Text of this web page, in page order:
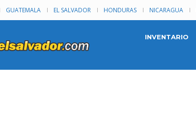
GUATEMALA EL SALVADOR HONDURAS NICARAGUA
INVENTARIO